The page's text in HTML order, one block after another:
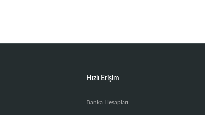
Hızlı Erişim
Banka Hesapları